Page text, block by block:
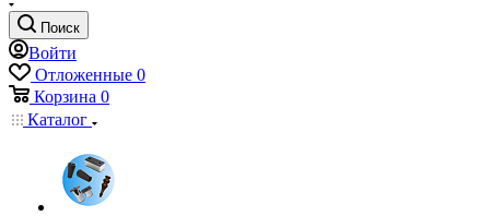
Поиск
Войти
Отложенные 0
Корзина 0
Каталог